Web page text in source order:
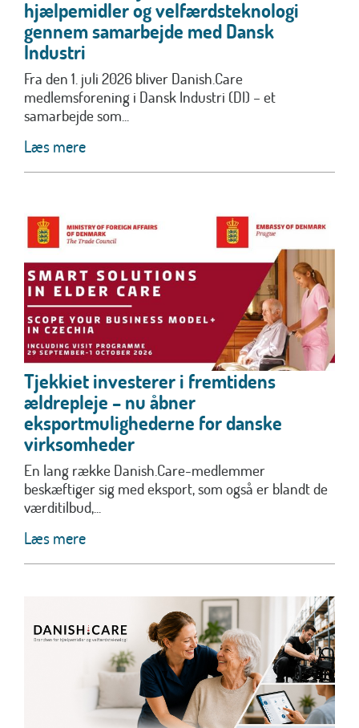
hjælpemidler og velfærdsteknologi
gennem samarbejde med Dansk
Industri
Fra den 1. juli 2026 bliver Danish.Care
medlemsforening i Dansk Industri (DI) – et
samarbejde som...
Læs mere
Tjekkiet investerer i fremtidens
ældrepleje – nu åbner
eksportmulighederne for danske
virksomheder
En lang række Danish.Care-medlemmer
beskæftiger sig med eksport, som også er blandt de
værditilbud,...
Læs mere